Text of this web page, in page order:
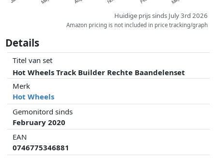
Huidige prijs sinds July 3rd 2026
Amazon pricing is not included in price tracking/graph
Details
Titel van set
Hot Wheels Track Builder Rechte Baandelenset
Merk
Hot Wheels
Gemonitord sinds
February 2020
EAN
0746775346881